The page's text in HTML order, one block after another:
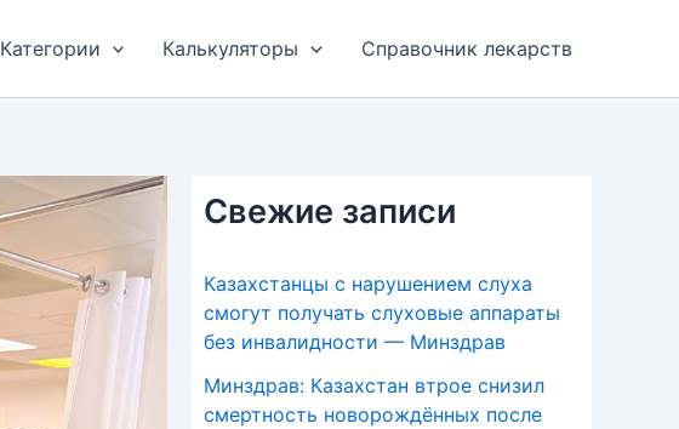
Категории Калькуляторы Справочник лекарств
Свежие записи
Казахстанцы с нарушением слуха
смогут получать слуховые аппараты
без инвалидности — Минздрав
Минздрав: Казахстан втрое снизил
смертность новорождённых после